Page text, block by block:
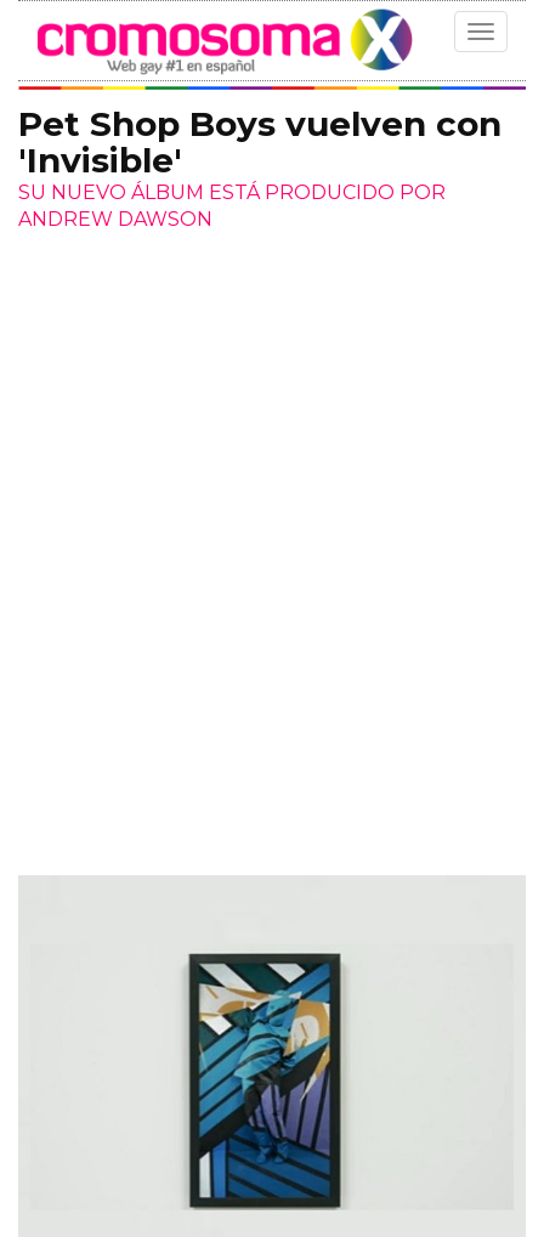
Toggle
Pet Shop Boys vuelven con
'Invisible'
SU NUEVO ÁLBUM ESTÁ PRODUCIDO POR
ANDREW DAWSON